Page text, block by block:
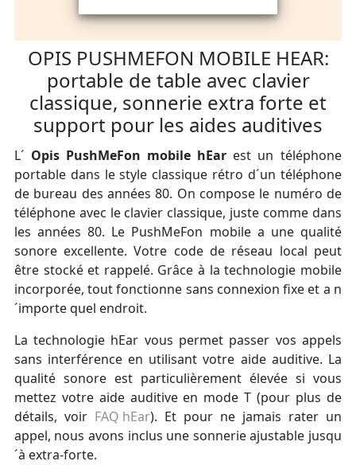
OPIS PUSHMEFON MOBILE HEAR:
portable de table avec clavier
classique, sonnerie extra forte et
support pour les aides auditives
L´ Opis PushMeFon mobile hEar est un téléphone
portable dans le style classique rétro d´un téléphone
de bureau des années 80. On compose le numéro de
téléphone avec le clavier classique, juste comme dans
les années 80. Le PushMeFon mobile a une qualité
sonore excellente. Votre code de réseau local peut
être stocké et rappelé. Grâce à la technologie mobile
incorporée, tout fonctionne sans connexion fixe et a n
´importe quel endroit.
La technologie hEar vous permet passer vos appels
sans interférence en utilisant votre aide auditive. La
qualité sonore est particulièrement élevée si vous
mettez votre aide auditive en mode T (pour plus de
détails, voir FAQ hEar). Et pour ne jamais rater un
appel, nous avons inclus une sonnerie ajustable jusqu
´à extra-forte.